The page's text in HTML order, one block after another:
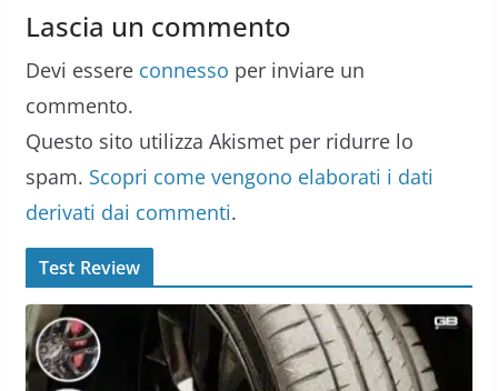
Lascia un commento
Devi essere connesso per inviare un
commento.
Questo sito utilizza Akismet per ridurre lo
spam. Scopri come vengono elaborati i dati
derivati dai commenti.
Test Review